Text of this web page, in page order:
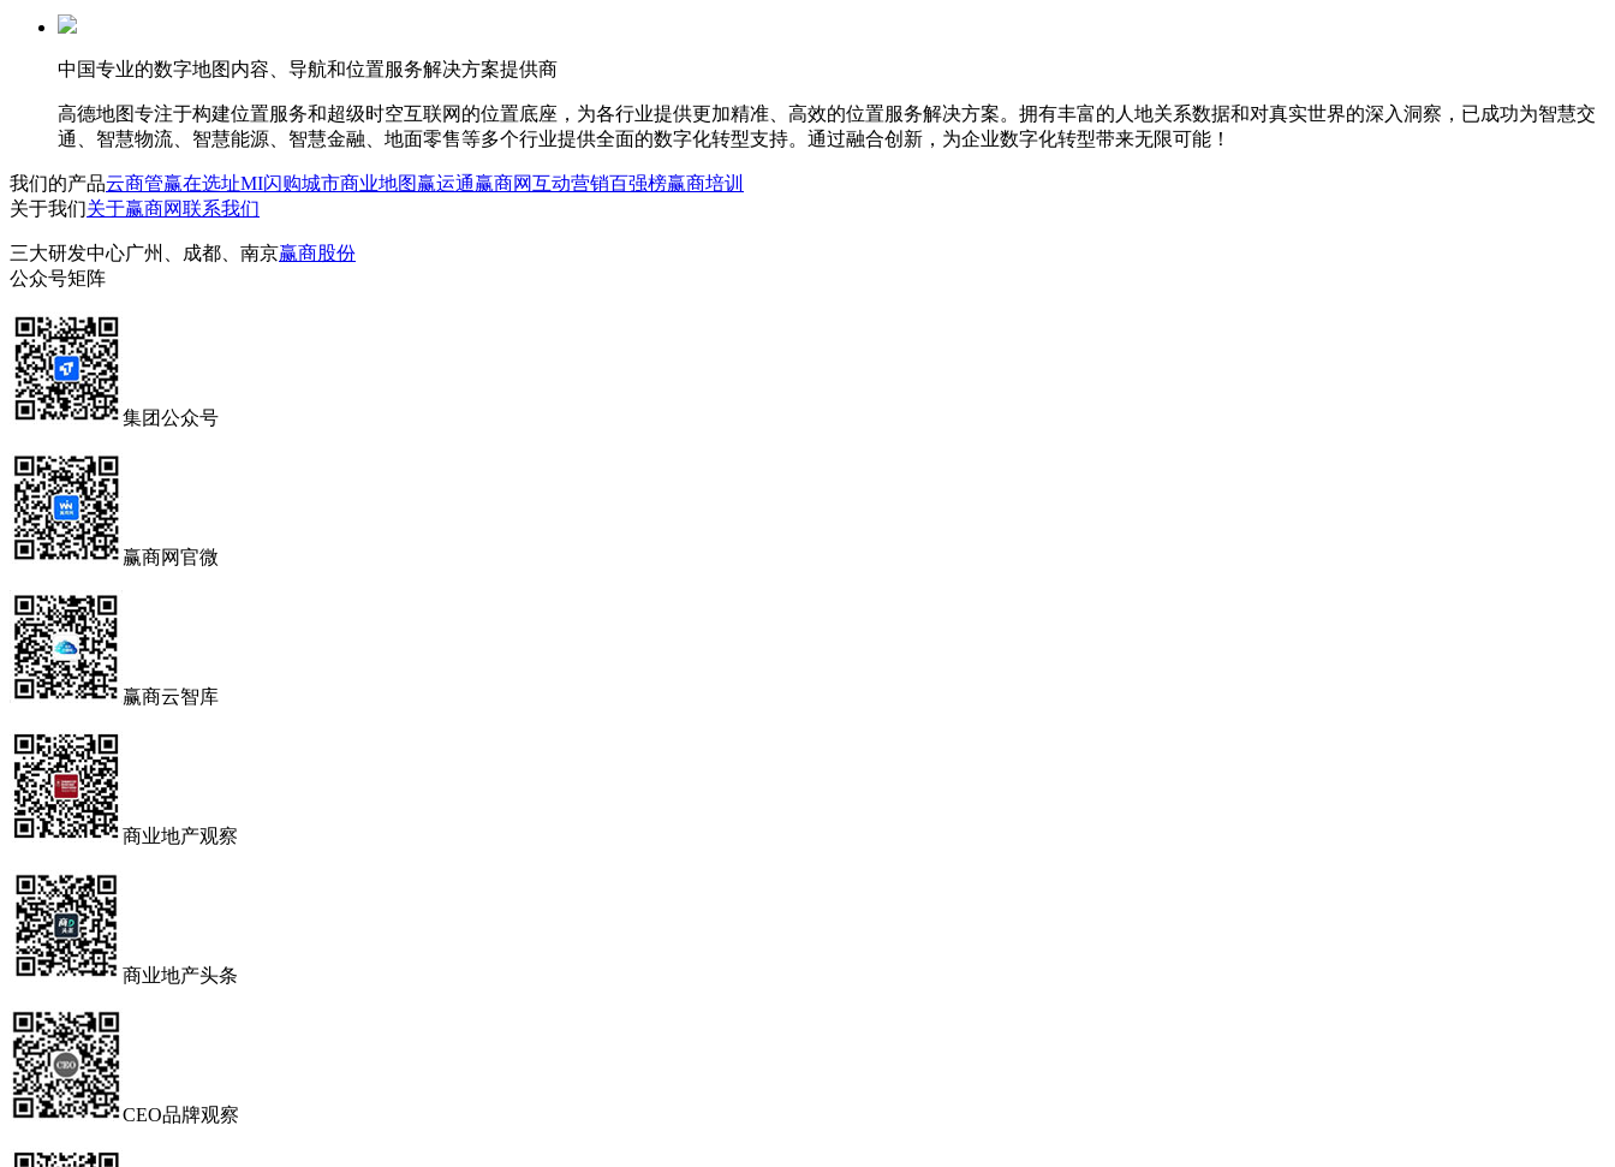
中国专业的数字地图内容、导航和位置服务解决方案提供商
高德地图专注于构建位置服务和超级时空互联网的位置底座，为各行业提供更加精准、高效的位置服务解决方案。拥有丰富的人地关系数据和对真实世界的深入洞察，已成功为智慧交
通、智慧物流、智慧能源、智慧金融、地面零售等多个行业提供全面的数字化转型支持。通过融合创新，为企业数字化转型带来无限可能！
我们的产品云商管赢在选址MI闪购城市商业地图赢运通赢商网互动营销百强榜赢商培训
关于我们关于赢商网联系我们
三大研发中心广州、成都、南京赢商股份
公众号矩阵
集团公众号
赢商网官微
赢商云智库
商业地产观察
商业地产头条
CEO品牌观察